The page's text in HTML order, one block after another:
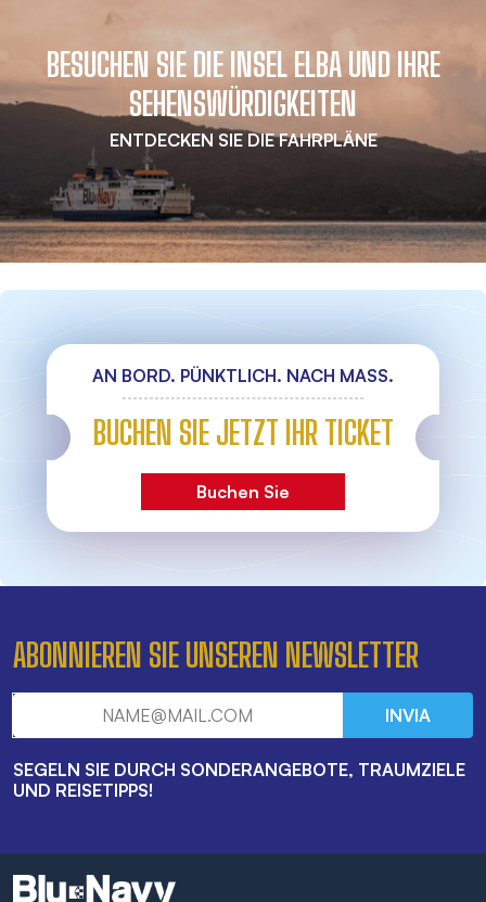
BESUCHEN SIE DIE INSEL ELBA UND IHRE
SEHENSWÜRDIGKEITEN
ENTDECKEN SIE DIE FAHRPLÄNE
AN BORD. PÜNKTLICH. NACH MASS.
BUCHEN SIE JETZT IHR TICKET
Buchen Sie
ABONNIEREN SIE UNSEREN NEWSLETTER
INVIA
SEGELN SIE DURCH SONDERANGEBOTE, TRAUMZIELE
UND REISETIPPS!